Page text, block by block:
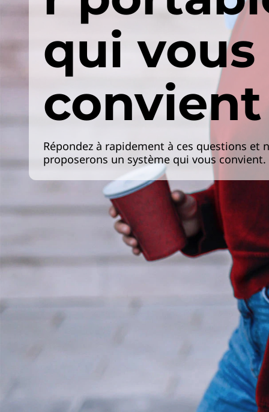
qui vous
convient
Répondez à rapidement à ces questions et
proposerons un système qui vous convient.